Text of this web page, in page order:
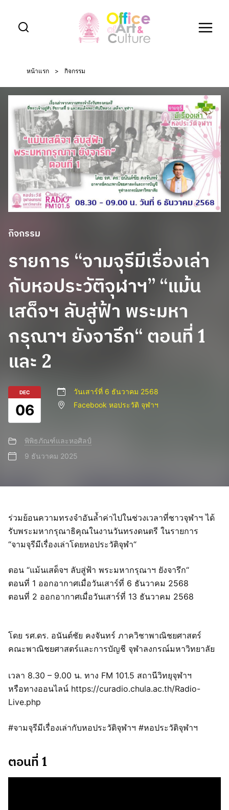
content
หน้าแรก > กิจกรรม
กิจกรรม
รายการ “จามจุรีมีเรื่องเล่า
กับหอประวัติจุฬาฯ” “แม้น
เสด็จฯ ลับสู่ฟ้า พระมหา
กรุณาฯ ยังจารึก“ ตอนที่ 1
และ 2
DEC
06
วันเสาร์ที่ 6 ธันวาคม 2568
Facebook หอประวัติ จุฬาฯ
พิพิธภัณฑ์และหอศิลป์
9 ธันวาคม 2025
ร่วมย้อนความทรงจำอันล้ำค่าไปในช่วงเวลาที่ชาวจุฬาฯ ได้
รับพระมหากรุณาธิคุณในงานวันทรงดนตรี ในรายการ
“จามจุรีมีเรื่องเล่าโดยหอประวัติจุฬา“
ตอน “แม้นเสด็จฯ ลับสู่ฟ้า พระมหากรุณาฯ ยังจารึก“
ตอนที่ 1 ออกอากาศเมื่อวันเสาร์ที่ 6 ธันวาคม 2568
ตอนที่ 2 ออกอากาศเมื่อวันเสาร์ที่ 13 ธันวาคม 2568
โดย รศ.ดร. อนันต์ชัย คงจันทร์ ภาควิชาพาณิชยศาสตร์
คณะพาณิชยศาสตร์และการบัญชี จุฬาลงกรณ์มหาวิทยาลัย
เวลา 8.30 – 9.00 น. ทาง FM 101.5 สถานีวิทยุจุฬาฯ
หรือทางออนไลน์ https://curadio.chula.ac.th/Radio-
Live.php
#จามจุรีมีเรื่องเล่ากับหอประวัติจุฬาฯ​ #หอประวัติจุฬาฯ
ตอนที่ 1